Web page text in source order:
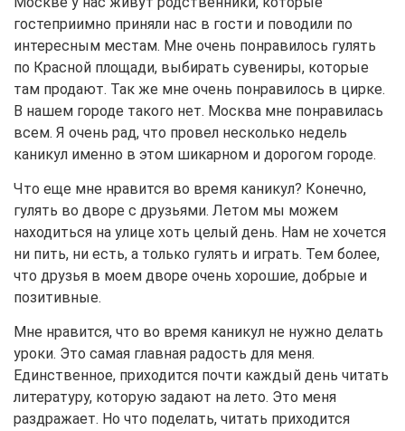
гостеприимно приняли нас в гости и поводили по
интересным местам. Мне очень понравилось гулять
по Красной площади, выбирать сувениры, которые
там продают. Так же мне очень понравилось в цирке.
В нашем городе такого нет. Москва мне понравилась
всем. Я очень рад, что провел несколько недель
каникул именно в этом шикарном и дорогом городе.
Что еще мне нравится во время каникул? Конечно,
гулять во дворе с друзьями. Летом мы можем
находиться на улице хоть целый день. Нам не хочется
ни пить, ни есть, а только гулять и играть. Тем более,
что друзья в моем дворе очень хорошие, добрые и
позитивные.
Мне нравится, что во время каникул не нужно делать
уроки. Это самая главная радость для меня.
Единственное, приходится почти каждый день читать
литературу, которую задают на лето. Это меня
раздражает. Но что поделать, читать приходится